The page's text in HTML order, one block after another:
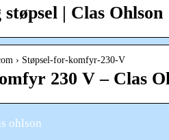
| Clas Ohlson
› Støpsel-for-komfyr-230-V
230 V – Clas
ohlson